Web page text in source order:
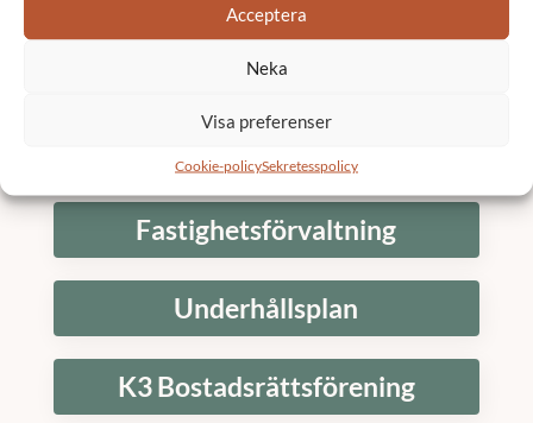
Acceptera
Neka
Visa preferenser
Cookie-policySekretesspolicy
Tjänster
Fastighetsförvaltning
Underhållsplan
K3 Bostadsrättsförening